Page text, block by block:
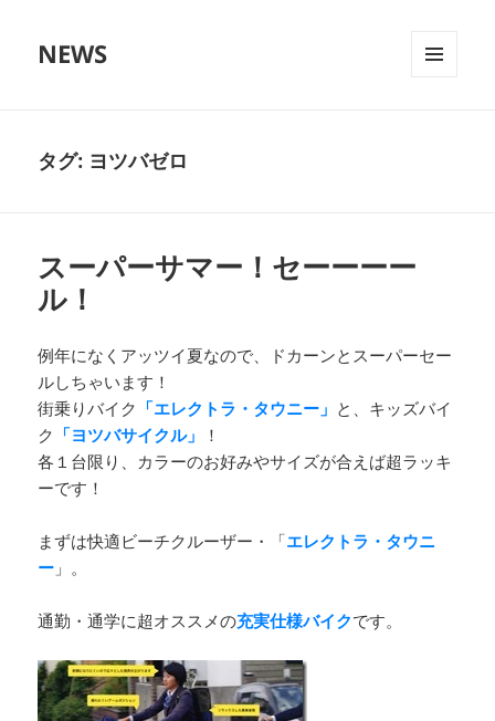
NEWS
タグ: ヨツバゼロ
スーパーサマー！セーーーー
ル！
例年になくアッツイ夏なので、ドカーンとスーパーセー
ルしちゃいます！
街乗りバイク 「エレクトラ・タウニー」 と、キッズバイ
ク 「ヨツバサイクル」
！
各１台限り、カラーのお好みやサイズが合えば超ラッキ
ーです！
まずは快適ビーチクルーザー・「エレクトラ・タウニ
ー 」。
通勤・通学に超オススメの充実仕様バイクです。